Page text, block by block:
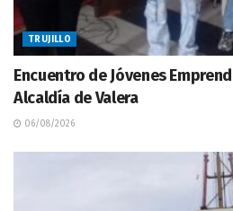
TRUJILLO
Encuentro de Jóvenes
Alcaldía de Valera
06/08/2026